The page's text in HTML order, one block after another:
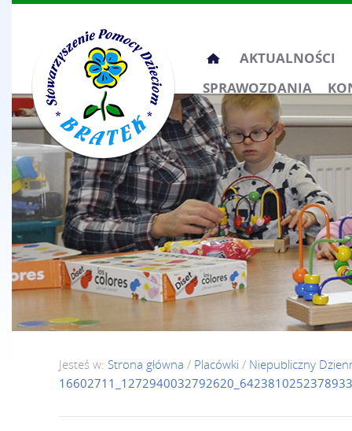
Przeskocz
do
treści
AKTUALNOŚCI
SPRAWOZDANIA
Jesteś w: Strona główna / Placówki / Niepubliczny